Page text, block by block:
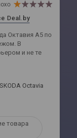
Deal.by
Октавия А5 по
В
и не те
Octavia
товара